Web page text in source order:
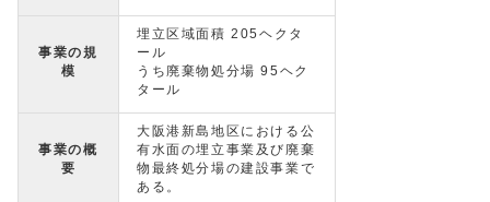
事業の規
模
埋立区域面積 205ヘクタ
ール
うち廃棄物処分場 95ヘク
タール
事業の概
要
大阪港新島地区における公
有水面の埋立事業及び廃棄
物最終処分場の建設事業で
ある。